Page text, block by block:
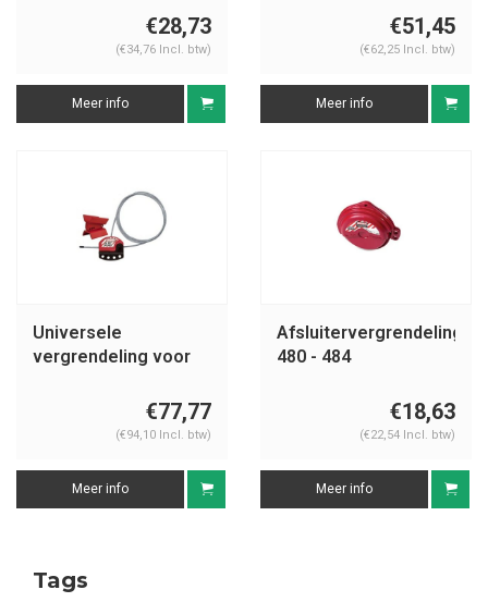
€28,73
(€34,76 Incl. btw)
Meer info
€51,45
(€62,25 Incl. btw)
Meer info
Universele
vergrendeling voor
€77,77
(€94,10 Incl. btw)
Meer info
Afsluitervergrendelingen
480 - 484
€18,63
(€22,54 Incl. btw)
Meer info
Tags